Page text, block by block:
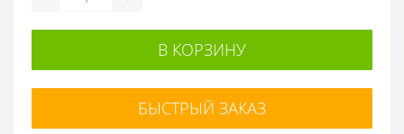
В КОРЗИНУ
БЫСТРЫЙ ЗАКАЗ